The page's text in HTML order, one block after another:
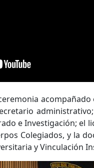
e Investigación; el
Colegiados, y la
y Vinculación